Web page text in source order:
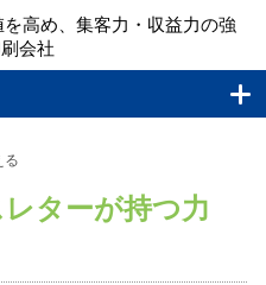
高め、集客力・収益力の強
会社
る
ターが持つ力